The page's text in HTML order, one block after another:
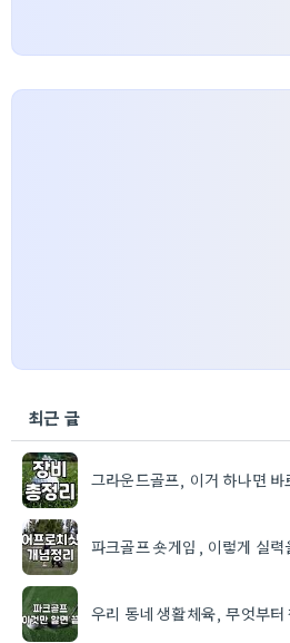
최근 글
그라운드골프, 이거 하나면 바
파크골프 숏게임, 이렇게 실력
우리 동네 생활체육, 무엇부터